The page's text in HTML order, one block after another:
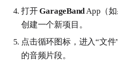
打开GarageBand App（
创建一个新项目。
点击循环图标，进入“文
的音频片段。